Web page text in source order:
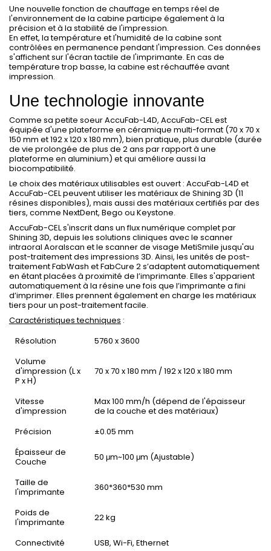
Une nouvelle fonction de chauffage en temps réel de
l'environnement de la cabine participe également à la
précision et à la stabilité de l'impression.
En effet, la température et l'humidité de la cabine sont
contrôlées en permanence pendant l'impression. Ces données
s'affichent sur l'écran tactile de l'imprimante. En cas de
température trop basse, la cabine est réchauffée avant
impression.
Une technologie innovante
Comme sa petite soeur AccuFab-L4D, AccuFab-CEL est
équipée d'une plateforme en céramique multi-format (70 x 70 x
150 mm et 192 x 120 x 180 mm), bien pratique, plus durable (durée
de vie prolongée de plus de 2 ans par rapport à une
plateforme en aluminium) et qui améliore aussi la
biocompatibilité.
Le choix des matériaux utilisables est ouvert : AccuFab-L4D et
AccuFab-CEL peuvent utiliser les matériaux de Shining 3D (11
résines disponibles), mais aussi des matériaux certifiés par des
tiers, comme NextDent, Bego ou Keystone.
AccuFab-CELs'inscrit dans un flux numérique complet par
Shining 3D, depuis les solutions cliniques avec le scanner
intraoral Aoralscan et le scanner de visage MetiSmile jusqu'au
post-traitement des impressions 3D. Ainsi, les unités de post-
traitement FabWash et FabCure 2 s’adaptent automatiquement
en étant placées à proximité de l’imprimante. Elles s'apparient
automatiquement à la résine une fois que l’imprimante a fini
d’imprimer. Elles prennent également en charge les matériaux
tiers pour un post-traitement facile.
Caractéristiques techniques :
Résolution
5760 x 3600
Volume
d'impression (L x
P x H)
70 x 70 x 180 mm / 192 x 120 x 180 mm
Vitesse
d'impression
Max 100 mm/h (dépend de l'épaisseur
de la couche et des matériaux)
Précision
±0.05 mm
Épaisseur de
Couche
50 μm~100 μm (Ajustable)
Taille de
l'imprimante
360*360*530 mm
Poids de
l'imprimante
22 kg
Connectivité USB, Wi-Fi, Ethernet